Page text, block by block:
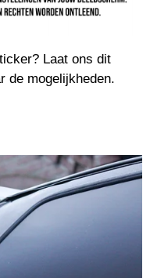
Laat ons dit
de mogelijkheden.